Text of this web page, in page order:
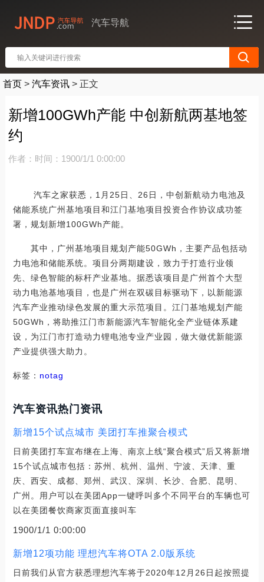
汽车导航
首页 > 汽车资讯 > 正文
新增100GWh产能 中创新航两基地签
约
作者： 时间：1900/1/1 0:00:00
汽车之家获悉，1月25日、26日，中创新航动力电池及
储能系统广州基地项目和江门基地项目投资合作协议成功签
署，规划新增100GWh产能。
其中，广州基地项目规划产能50GWh，主要产品包括动
力电池和储能系统。项目分两期建设，致力于打造行业领
先、绿色智能的标杆产业基地。据悉该项目是广州首个大型
动力电池基地项目，也是广州在双碳目标驱动下，以新能源
汽车产业推动绿色发展的重大示范项目。江门基地规划产能
50GWh，将助推江门市新能源汽车智能化全产业链体系建
设，为江门市打造动力锂电池专业产业园，做大做优新能源
产业提供强大助力。
标签： notag
汽车资讯热门资讯
新增15个试点城市 美团打车推聚合模式
日前美团打车宣布继在上海、南京上线“聚合模式”后又将新增
15个试点城市包括：苏州、杭州、温州、宁波、天津、重
庆、西安、成都、郑州、武汉、深圳、长沙、合肥、昆明、
广州。用户可以在美团App一键呼叫多个不同平台的车辆也可
以在美团餐饮商家页面直接叫车
1900/1/1 0:00:00
新增12项功能 理想汽车将OTA 2.0版系统
日前我们从官方获悉理想汽车将于2020年12月26日起按照提